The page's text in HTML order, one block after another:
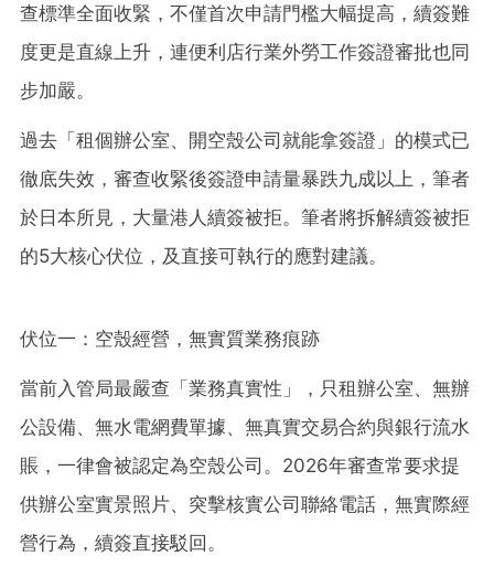
查標準全面收緊，不僅首次申請門檻大幅提高，續簽難
度更是直線上升，連便利店行業外勞工作簽證審批也同
步加嚴。
過去「租個辦公室、開空殼公司就能拿簽證」的模式已
徹底失效，審查收緊後簽證申請量暴跌九成以上，筆者
於日本所見，大量港人續簽被拒。筆者將拆解續簽被拒
的5大核心伏位，及直接可執行的應對建議。
伏位一：空殼經營，無實質業務痕跡
當前入管局最嚴查「業務真實性」，只租辦公室、無辦
公設備、無水電網費單據、無真實交易合約與銀行流水
賬，一律會被認定為空殼公司。2026年審查常要求提
供辦公室實景照片、突擊核實公司聯絡電話，無實際經
營行為，續簽直接駁回。